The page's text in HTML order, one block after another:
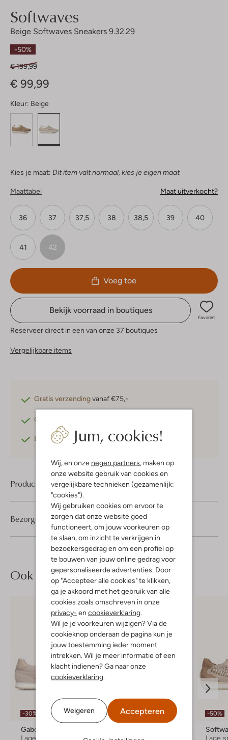
Jum, cookies!
Wij, en onze negen partners , maken op
onze website gebruik van cookies en
vergelijkbare technieken (gezamenlijk:
"cookies").
Wij gebruiken cookies om ervoor te
zorgen dat onze website goed
functioneert, om jouw voorkeuren op
te slaan, om inzicht te verkrijgen in
bezoekersgedrag en om een profiel op
te bouwen van jouw online gedrag voor
gepersonaliseerde advertenties. Door
op "Accepteer alle cookies" te klikken,
ga je akkoord met het gebruik van alle
cookies zoals omschreven in onze
privacy- en cookieverklaring
Wil je je voorkeuren wijzigen? Via de
cookieknop onderaan de pagina kun je
jouw toestemming ieder moment
intrekken. Wil je meer informatie of een
klacht indienen? Ga naar onze
cookieverklaring
Weigeren Accepteren
Softwaves
Beige Softwaves Sneakers 9.32.29
-50%
€ 199,99
€ 99,99
Kleur: Beige
Kies je maat: Dit item valt normaal, kies je eigen maat
Maattabel Maat uitverkocht?
36 37 37,5 38 38,5 39 40
41 42
Voeg toe
Bekijk voorraad in boutiques
Favoriet
Reserveer direct in een van onze 37 boutiques
Vergelijkbare items
Gratis verzendingvanaf €75,-
Gratis retourneren
Betaal achterafmet Klarna
Product informatie
Bezorgen & retourneren
Ook iets voor jou?
-30%
Gabor
Lage sneakers
-50%
Lage sneakers
-50%
Lage